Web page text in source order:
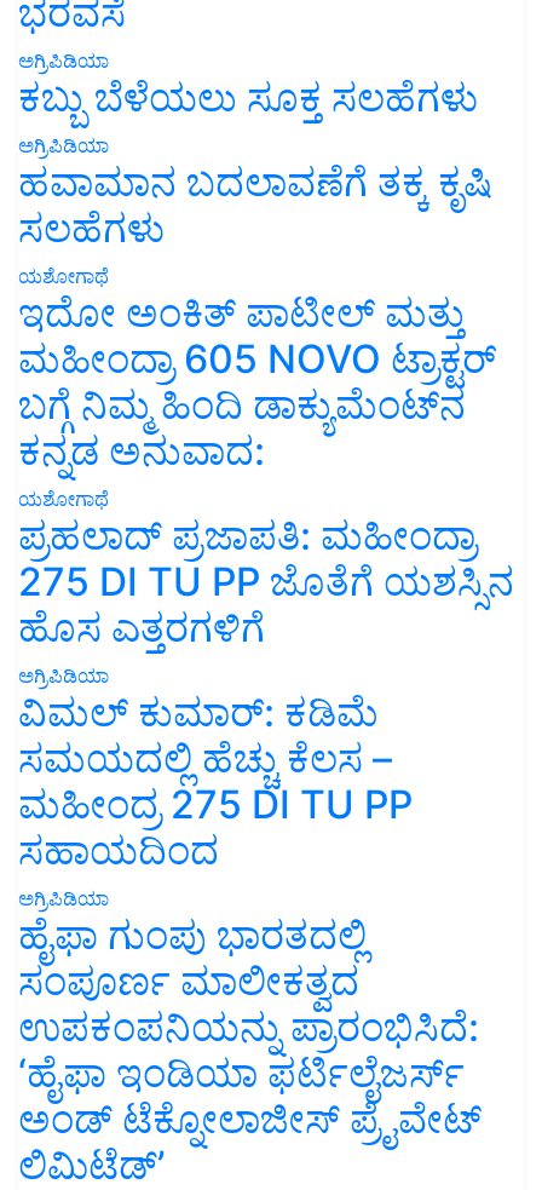
ಭರವಸೆ
ಅಗ್ರಿಪಿಡಿಯಾ
ಕಬ್ಬು ಬೆಳೆಯಲು ಸೂಕ್ತ ಸಲಹೆಗಳು
ಅಗ್ರಿಪಿಡಿಯಾ
ಹವಾಮಾನ ಬದಲಾವಣೆಗೆ ತಕ್ಕ ಕೃಷಿ
ಸಲಹೆಗಳು
ಯಶೋಗಾಥೆ
ಇದೋ ಅಂಕಿತ್ ಪಾಟೀಲ್ ಮತ್ತು
ಮಹೀಂದ್ರಾ 605 NOVO ಟ್ರಾಕ್ಟರ್
ಬಗ್ಗೆ ನಿಮ್ಮ ಹಿಂದಿ ಡಾಕ್ಯುಮೆಂಟ್‌ನ
ಕನ್ನಡ ಅನುವಾದ:
ಯಶೋಗಾಥೆ
ಪ್ರಹಲಾದ್ ಪ್ರಜಾಪತಿ: ಮಹೀಂದ್ರಾ
275 DI TU PP ಜೊತೆಗೆ ಯಶಸ್ಸಿನ
ಹೊಸ ಎತ್ತರಗಳಿಗೆ
ಅಗ್ರಿಪಿಡಿಯಾ
ವಿಮಲ್ ಕುಮಾರ್: ಕಡಿಮೆ
ಸಮಯದಲ್ಲಿ ಹೆಚ್ಚು ಕೆಲಸ –
ಮಹೀಂದ್ರ 275 DI TU PP
ಸಹಾಯದಿಂದ
ಅಗ್ರಿಪಿಡಿಯಾ
ಹೈಫಾ ಗುಂಪು ಭಾರತದಲ್ಲಿ
ಸಂಪೂರ್ಣ ಮಾಲೀಕತ್ವದ
ಉಪಕಂಪನಿಯನ್ನು ಪ್ರಾರಂಭಿಸಿದೆ:
‘ಹೈಫಾ ಇಂಡಿಯಾ ಫರ್ಟಿಲೈಜರ್ಸ್
ಅಂಡ್ ಟೆಕ್ನೋಲಾಜೀಸ್ ಪ್ರೈವೇಟ್
ಲಿಮಿಟೆಡ್’